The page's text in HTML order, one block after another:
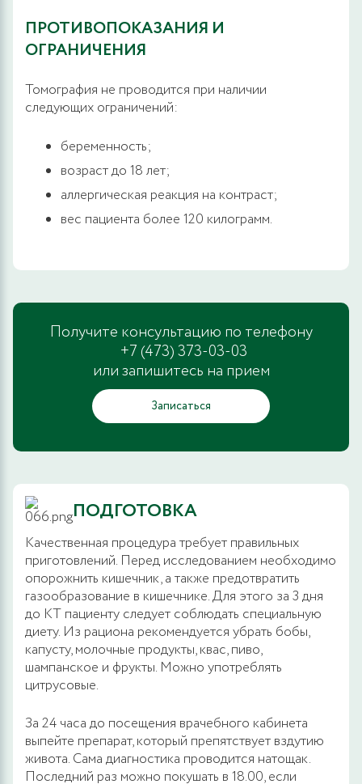
ПРОТИВОПОКАЗАНИЯ И
ОГРАНИЧЕНИЯ
Томография не проводится при наличии
следующих ограничений:
беременность;
возраст до 18 лет;
аллергическая реакция на контраст;
вес пациента более 120 килограмм.
Получите консультацию по телефону
+7 (473) 373-03-03
или запишитесь на прием
Записаться
ПОДГОТОВКА
Качественная процедура требует правильных
приготовлений. Перед исследованием необходимо
опорожнить кишечник, а также предотвратить
газообразование в кишечнике. Для этого за 3 дня
до КТ пациенту следует соблюдать специальную
диету. Из рациона рекомендуется убрать бобы,
капусту, молочные продукты, квас, пиво,
шампанское и фрукты. Можно употреблять
цитрусовые.
За 24 часа до посещения врачебного кабинета
выпейте препарат, который препятствует вздутию
живота. Сама диагностика проводится натощак.
Последний раз можно покушать в 18.00, если